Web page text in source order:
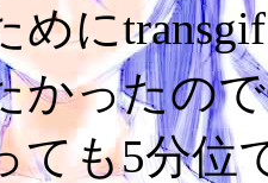
めに
かったの
ても5分位